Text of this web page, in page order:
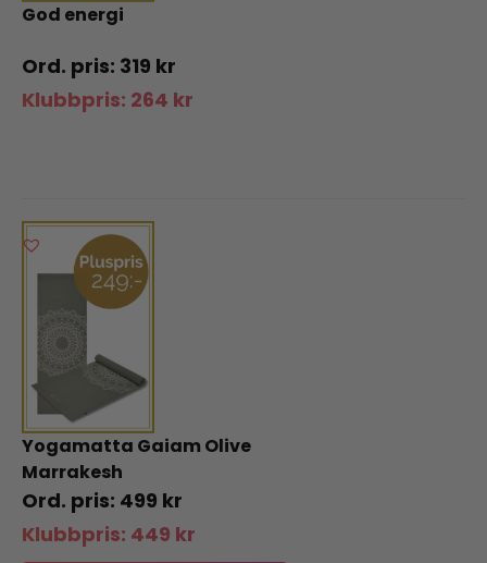
God energi
319 kr
Klubbpris: 264 kr
Yogamatta Gaiam Olive
Marrakesh
499 kr
Klubbpris: 449 kr